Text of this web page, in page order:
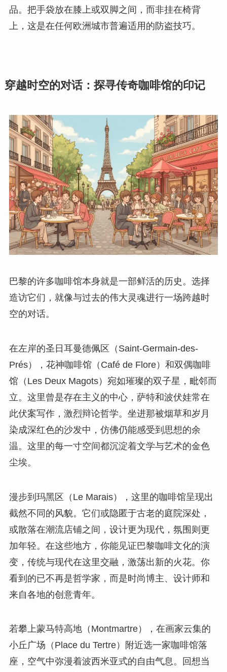
品。把手袋放在膝上或双脚之间，而非挂在椅背
上，这是在任何欧洲城市普遍适用的防盗技巧。
穿越时空的对话：探寻传奇咖啡馆的印记
巴黎的许多咖啡馆本身就是一部鲜活的历史。选择
造访它们，就像与过去的伟大灵魂进行一场跨越时
空的对话。
在左岸的圣日耳曼德佩区（Saint-Germain-des-
Prés），花神咖啡馆（Café de Flore）和双偶咖啡
馆（Les Deux Magots）宛如璀璨的双子星，毗邻而
立。这里曾是存在主义的中心，萨特和波伏娃常在
此伏案写作，激烈辩论哲学。坐进那被烟草和岁月
染成深红色的沙发中，仿佛仍能感受到思想的余
温。这里的每一寸空间都沉淀着文学与艺术的金色
尘埃。
漫步到玛黑区（Le Marais），这里的咖啡馆呈现出
截然不同的风貌。它们或隐匿于古老的庭院深处，
或散落在潮流店铺之间，设计更为现代，氛围则更
加年轻。在这些地方，你能见证巴黎咖啡文化的演
变，传统与现代在这里交融，激荡出新的火花。你
看到的已不再是哲学家，而是时尚博主、设计师和
来自各地的创意青年。
若攀上蒙马特高地（Montmartre），在画家云集的
小丘广场（Place du Tertre）附近选一家咖啡馆落
座，空气中弥漫着波西米亚式的自由气息。回想当